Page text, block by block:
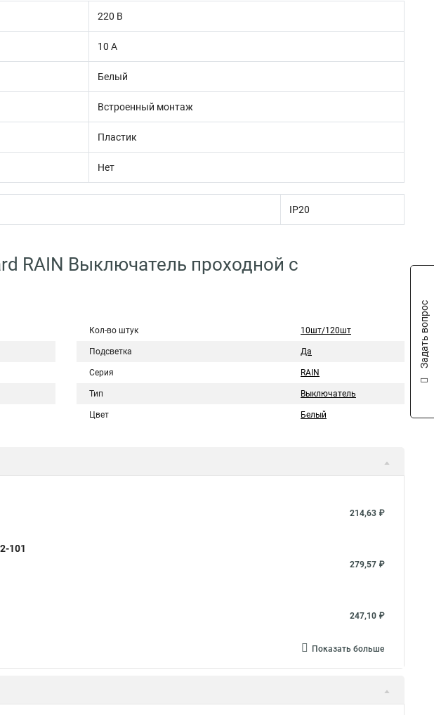
220 В
10 А
Белый
Встроенный монтаж
Пластик
Нет
IP20
RAIN Выключатель проходной с
Кол-во штук 10шт/120шт
Подсветка Да
Серия RAIN
Тип Выключатель
Цвет Белый
214,63 ₽
101
279,57 ₽
247,10 ₽
Показать больше
Задать вопрос